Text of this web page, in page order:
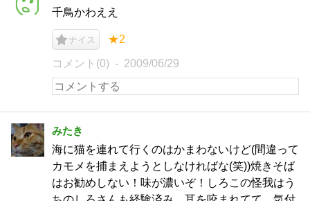
千鳥かわええ
ナイス ★2
コメント(0) 2009/06/29
みたき
海に猫を連れて行くのはかまわないけど(間違って
カモメを捕まえようとしなければな(笑))焼きそば
はお勧めしない！味が濃いぞ！しろこの怪我はう